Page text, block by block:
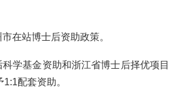
在站博士后资助政策。
学基金资助和浙江省博士后择优项目
配套资助。